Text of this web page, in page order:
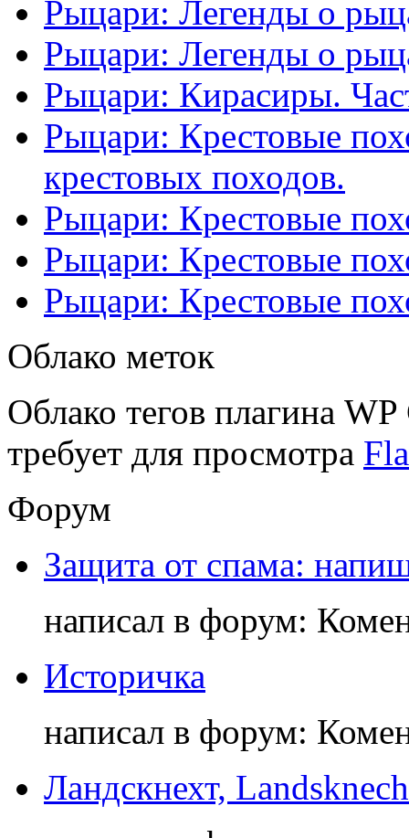
Рыцари: Легенды о
Рыцари: Легенды о
Рыцари: Кирасиры.
Рыцари: Крестовые
крестовых походов.
Рыцари: Крестовые
Рыцари: Крестовые
Рыцари: Крестовые
Облако меток
Облако тегов плагина
требует для просмотра
Форум
Защита от спама:
написал в форум:
Историчка
написал в форум:
Ландскнехт,